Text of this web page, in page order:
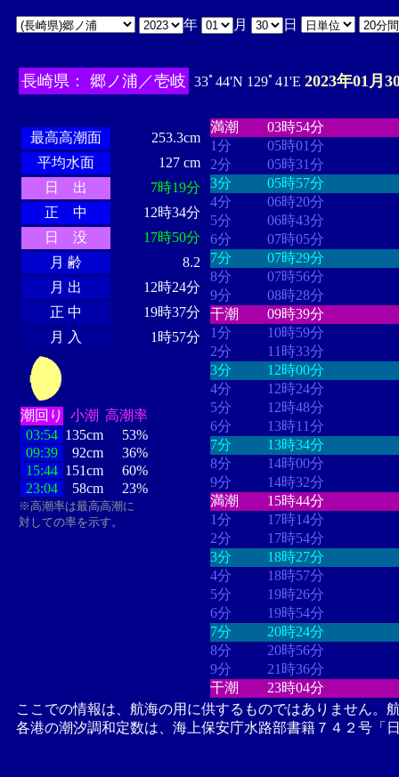
年 月 日
長崎県： 郷ノ浦／壱岐 33ﾟ44'N 129ﾟ41'E 2023年01月
最高高潮面
253.3cm
平均水面
127 cm
日 出
7時19分
正 中
12時34分
日 没
17時50分
月 齢
8.2
月 出
12時24分
正 中
19時37分
月 入
1時57分
潮回り 小潮 高潮率
03:54 135cm
53%
09:39
92cm
36%
15:44 151cm
60%
23:04
58cm 23%
※高潮率は最高高潮に
対しての率を示す。
満潮
03時54分
1分
05時01分
2分
05時31分
3分
05時57分
4分
06時20分
5分
06時43分
6分
07時05分
7分
07時29分
8分
07時56分
9分
08時28分
干潮
09時39分
1分
10時59分
2分
11時33分
3分
12時00分
4分
12時24分
5分
12時48分
6分
13時11分
7分
13時34分
8分
14時00分
9分
14時32分
満潮
15時44分
1分
17時14分
2分
17時54分
3分
18時27分
4分
18時57分
5分
19時26分
6分
19時54分
7分
20時24分
8分
20時56分
9分
21時36分
干潮
23時04分
ここでの情報は、航海の用に供するものではありません。
各港の潮汐調和定数は、海上保安庁水路部書籍７４２号「